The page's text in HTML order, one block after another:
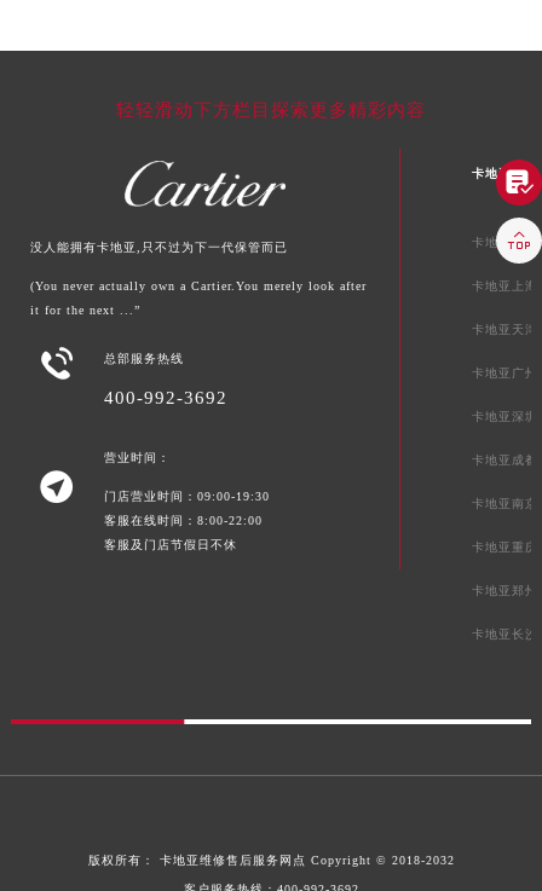
轻轻滑动下方栏目探索更多精彩内容
没人能拥有卡地亚,只不过为下一代保管而已
(You never actually own a Cartier.You merely look after
it for the next ...”
 总部服务热线
400-992-3692

营业时间：
门店营业时间：09:00-19:30
客服在线时间：8:00-22:00
客服及门店节假日不休
卡地亚中国
卡地亚北京
卡地亚上海
卡地亚天津
卡地亚广州
卡地亚深圳
卡地亚成都
卡地亚南京
卡地亚重庆
卡地亚郑州
卡地亚长沙
版权所有： 卡地亚维修售后服务网点 Copyright © 2018-2032

